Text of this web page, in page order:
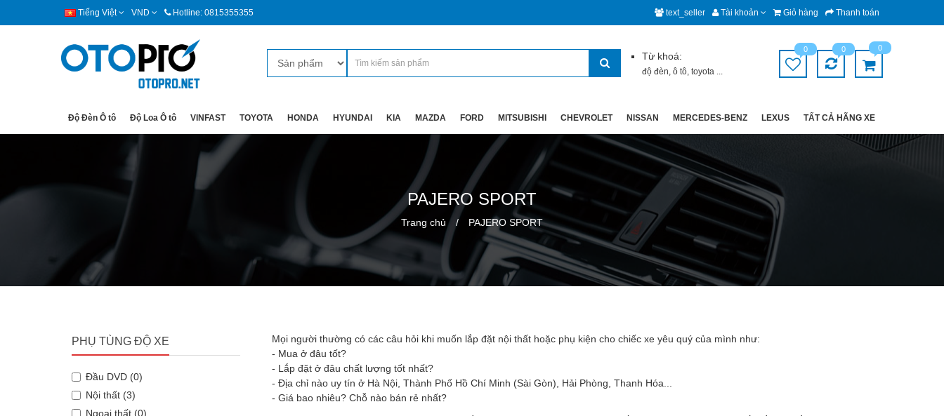
Tiếng Việt VND Hotline: 0815355355 text_seller Tài khoản Giỏ hàng Thanh toán
Từ khoá:
độ đèn, ô tô, toyota ...
0 0 0
Độ Đèn Ô tô Độ Loa Ô tô VINFAST TOYOTA HONDA HYUNDAI KIA MAZDA FORD MITSUBISHI CHEVROLET NISSAN MERCEDES-BENZ LEXUS TẤT CẢ HÃNG XE
PAJERO SPORT
Trang chủ PAJERO SPORT
PHỤ TÙNG ĐỘ XE
Đầu DVD (0)
Nội thất (3)
Ngoại thất (0)
Mọi người thường có các câu hỏi khi muốn lắp đặt nội thất hoặc phụ kiện cho chiếc xe yêu quý của mình như:
- Mua ở đâu tốt?
- Lắp đặt ở đâu chất lượng tốt nhất?
- Địa chỉ nào uy tín ở Hà Nội, Thành Phố Hồ Chí Minh (Sài Gòn), Hải Phòng, Thanh Hóa...
- Giá bao nhiêu? Chỗ nào bán rẻ nhất?